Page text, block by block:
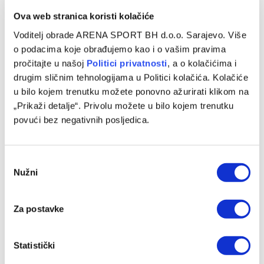
Ova web stranica koristi kolačiće
Voditelj obrade ARENA SPORT BH d.o.o. Sarajevo. Više
o podacima koje obrađujemo kao i o vašim pravima
pročitajte u našoj Politici privatnosti, a o kolačićima i
drugim sličnim tehnologijama u Politici kolačića. Kolačiće
u bilo kojem trenutku možete ponovno ažurirati klikom na
„Prikaži detalje“. Privolu možete u bilo kojem trenutku
povući bez negativnih posljedica.
Selection
Nužni
Za postavke
Statistički
FUDBAL
Cucurella će se tetovirati kako bi ispunio
obećanje nakon osvajanja SP
20/07/2026
Španija je po drugi put u historiji postala svjetski prvak, a
reprezentativci su nakon pobjede počeli otkrivati obećanja
koja su…